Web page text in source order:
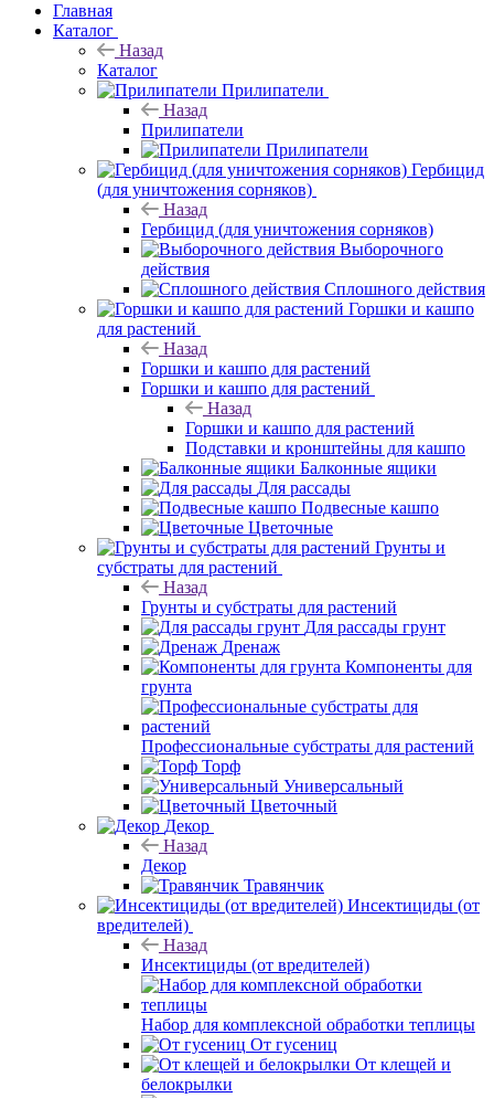
Главная
Каталог
Назад
Каталог
Прилипатели
Назад
Прилипатели
Прилипатели
Гербицид
(для уничтожения сорняков)
Назад
Гербицид (для уничтожения сорняков)
Выборочного
действия
Сплошного действия
Горшки и кашпо
для растений
Назад
Горшки и кашпо для растений
Горшки и кашпо для растений
Назад
Горшки и кашпо для растений
Подставки и кронштейны для кашпо
Балконные ящики
Для рассады
Подвесные кашпо
Цветочные
Грунты и
субстраты для растений
Назад
Грунты и субстраты для растений
Для рассады грунт
Дренаж
Компоненты для
грунта
Профессиональные субстраты для растений
Торф
Универсальный
Цветочный
Декор
Назад
Декор
Травянчик
Инсектициды (от
вредителей)
Назад
Инсектициды (от вредителей)
Набор для комплексной обработки теплицы
От гусениц
От клещей и
белокрылки